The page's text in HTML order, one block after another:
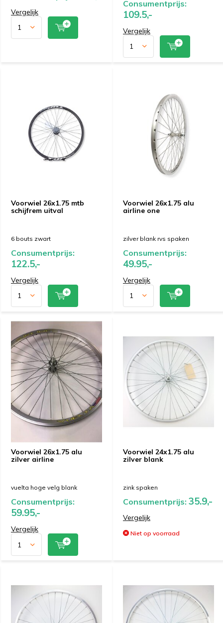
Vergelijk
Consumentprijs:
109.5,-
Vergelijk
Voorwiel 26x1.75 mtb
schijfrem uitval
6 bouts zwart
Consumentprijs:
122.5,-
Vergelijk
Voorwiel 26x1.75 alu
airline one
zilver blank rvs spaken
Consumentprijs:
49.95,-
Vergelijk
Voorwiel 26x1.75 alu
zilver airline
vuelta hoge velg blank
Consumentprijs:
59.95,-
Vergelijk
Voorwiel 24x1.75 alu
zilver blank
zink spaken
Consumentprijs: 35.9,-
Vergelijk
Niet op voorraad